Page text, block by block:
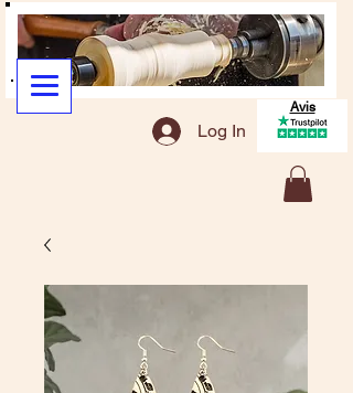
Log In
Avis